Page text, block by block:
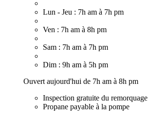
Lun - Jeu : 7h am à 7h pm
Ven : 7h am à 8h pm
Sam : 7h am à 7h pm
Dim : 9h am à 5h pm
Ouvert aujourd'hui de 7h am à 8h pm
Inspection gratuite du remorquage
Propane payable à la pompe